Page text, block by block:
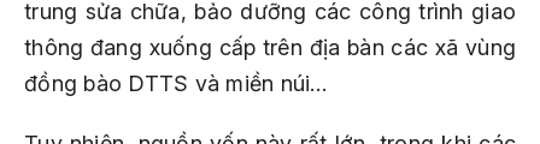
trung sửa chữa, bảo dưỡng các công trình giao
thông đang xuống cấp trên địa bàn các xã vùng
đồng bào DTTS và miền núi…